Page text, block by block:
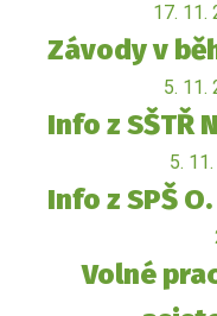
17. 11.
Závody v
5. 11.
Info z SŠTŘ
5.
Info z SPŠ
Volné